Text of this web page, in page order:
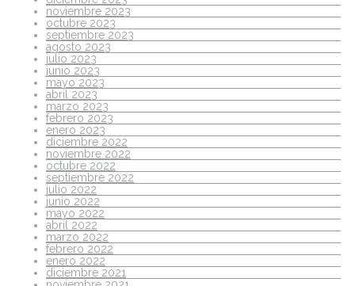
noviembre 2023
octubre 2023
septiembre 2023
agosto 2023
julio 2023
junio 2023
mayo 2023
abril 2023
marzo 2023
febrero 2023
enero 2023
diciembre 2022
noviembre 2022
octubre 2022
septiembre 2022
julio 2022
junio 2022
mayo 2022
abril 2022
marzo 2022
febrero 2022
enero 2022
diciembre 2021